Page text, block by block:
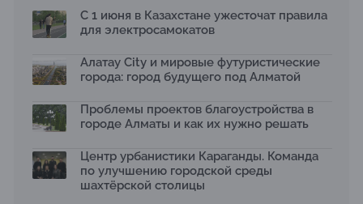
Бауыржана Байбахтиева
17.07.2026
рободоставки в Астане
15.07.2026
2026 принимает заявки до 31 июля
13.07.2026
темой новой выставки в «Целинном»
13.07.2026
С 1 июня в Казахстане ужесточат правила
для электросамокатов
Алатау City и мировые футуристические
города: город будущего под Алматой
Проблемы проектов благоустройства в
городе Алматы и как их нужно решать
Центр урбанистики Караганды. Команда
по улучшению городской среды
шахтёрской столицы